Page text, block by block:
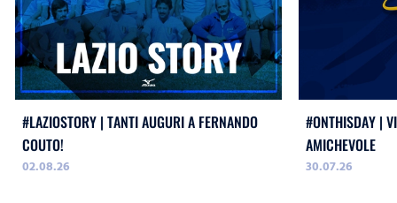
#LAZIOSTORY | TANTI AUGURI A FERNANDO
COUTO!
02.08.26
#ONTHISDAY |
AMICHEVOLE
30.07.26